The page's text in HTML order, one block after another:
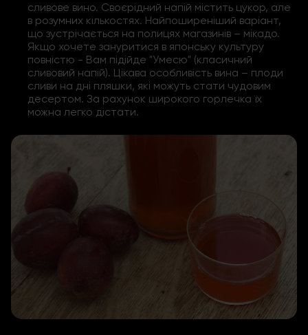
сливове вино. Своєрідний напій містить цукор, але
в розумних кількостях. Найпоширеніший варіант,
що зустрічається на полицях магазинів – мікадо.
Якщо хочете зануритися в японську культуру
повністю - Вам підійде "Умесю" (класичний
сливовий напій). Цікава особливість вина – плоди
сливи на дні пляшки, які можуть стати чудовим
десертом. За рахунок широкого горлечка їх
можна легко дістати.